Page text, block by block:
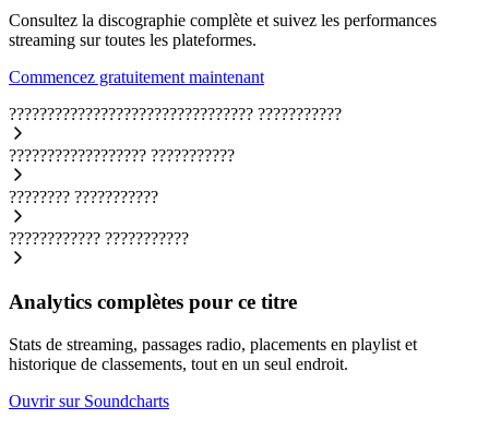
Consultez la discographie complète et suivez les performances
streaming sur toutes les plateformes.
Commencez gratuitement maintenant
???????????????????????????????? ???????????
?????????????????? ???????????
???????? ???????????
???????????? ???????????
Analytics complètes pour ce titre
Stats de streaming, passages radio, placements en playlist et
historique de classements, tout en un seul endroit.
Ouvrir sur Soundcharts